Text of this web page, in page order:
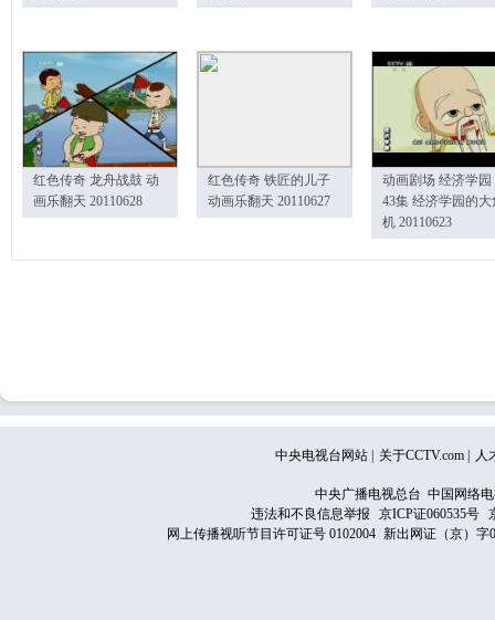
红色传奇 龙舟战鼓 动
画乐翻天 20110628
红色传奇 铁匠的儿子
动画乐翻天 20110627
动画剧场 经济学园
43集 经济学园的大
机 20110623
中央电视台网站 关于CCTV.com 人
中央广播电视总台 中国网络
违法和不良信息举报
京ICP证060535号
网上传播视听节目许可证号 0102004 新出网证（京）